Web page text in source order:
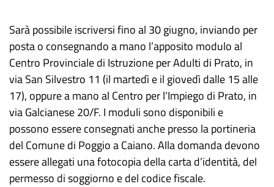
Sarà possibile iscriversi fino al 30 giugno, inviando per
posta o consegnando a mano l’apposito modulo al
Centro Provinciale di Istruzione per Adulti di Prato, in
via San Silvestro 11 (il martedì e il giovedì dalle 15 alle
17), oppure a mano al Centro per l’Impiego di Prato, in
via Galcianese 20/F. I moduli sono disponibili e
possono essere consegnati anche presso la portineria
del Comune di Poggio a Caiano. Alla domanda devono
essere allegati una fotocopia della carta d’identità, del
permesso di soggiorno e del codice fiscale.